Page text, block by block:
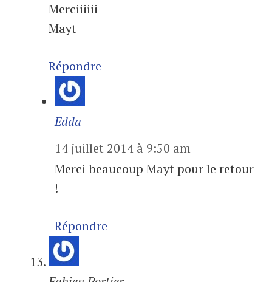
Merciiiiii
Mayt
Répondre
Edda
14 juillet 2014 à 9:50 am
Merci beaucoup Mayt pour le retour
!
Répondre